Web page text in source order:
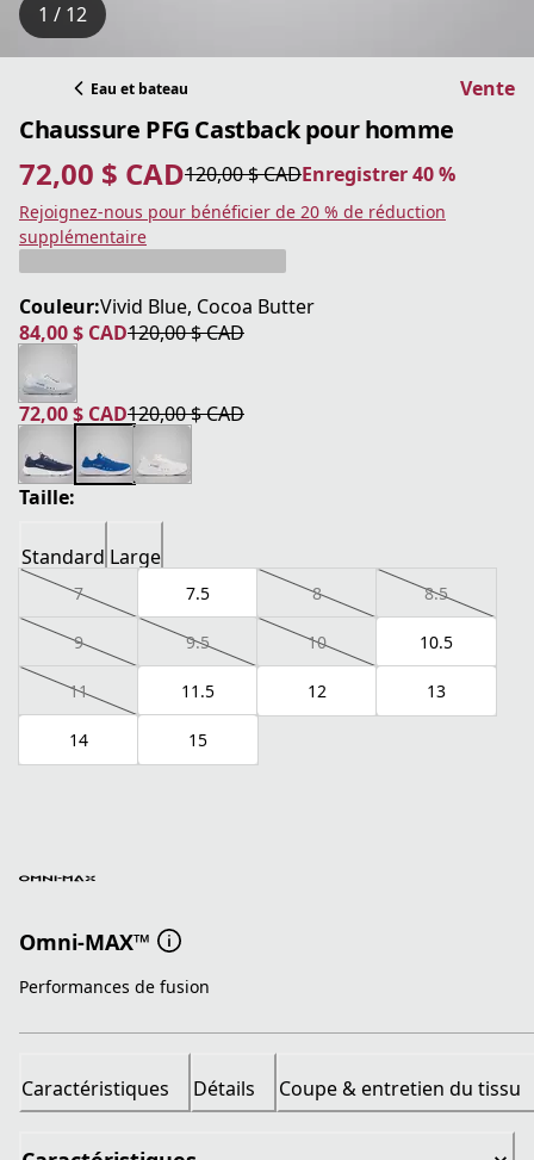
1 / 12
Eau et bateau Vente
Chaussure PFG Castback pour homme
72,00 $ CAD
prix actuel 72,00 $ CAD120,00 $ CAD
prix original 120,00 $ CAD Enregistrer 40 %
Enregistrer 40 %
Rejoignez-nous pour bénéficier de 20 % de réduction
supplémentaire
Couleur:Vivid Blue, Cocoa Butter
84,00 $ CAD
prix actuel 84,00 $ CAD
120,00 $ CAD
prix original 120,00 $ CAD
72,00 $ CAD
prix actuel 72,00 $ CAD
120,00 $ CAD
prix original 120,00 $ CAD
Taille:
Standard Large
7 7.5 8 8.5
9 9.5 10 10.5
11 11.5 12 13
14 15
Omni-MAX™
Performances de fusion
Caractéristiques Détails Coupe & entretien du tissu